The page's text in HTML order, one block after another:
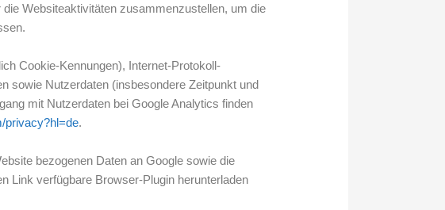
Websiteaktivitäten zusammenzustellen, um die
Cookie-Kennungen), Internet-Protokoll-
sowie Nutzerdaten (insbesondere Zeitpunkt und
mit Nutzerdaten bei Google Analytics finden
privacy?hl=de.
bezogenen Daten an Google sowie die
Link verfügbare Browser-Plugin herunterladen